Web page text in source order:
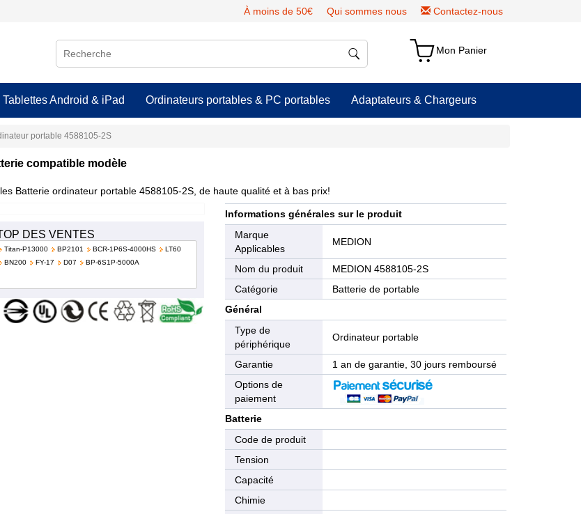
À moins de 50€ Qui sommes nous Contactez-nous
Mon Panier
Tablettes Android & iPad Ordinateurs portables & PC portables Adaptateurs & Chargeurs
portable 4588105-2S
compatible modèle
Batterie ordinateur portable 4588105-2S, de haute qualité et à bas prix!
DES VENTES
Titan-P13000 BP2101 BCR-1P6S-4000HS
LT60
BN200
FY-17 D07 BP-6S1P-5000A
Informations générales sur le produit
Marque
Applicables
MEDION
Nom du produit
MEDION 4588105-2S
Catégorie
Batterie de portable
Général
Type de
périphérique
Ordinateur portable
Garantie
1 an de garantie, 30 jours remboursé
Options de
paiement
Batterie
Code de produit
Tension
Capacité
Chimie